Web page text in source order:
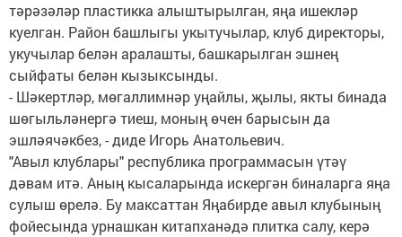
тәрәзәләр пластикка алыштырылган, яңа ишекләр
куелган. Район башлыгы укытучылар, клуб директоры,
укучылар белән аралашты, башкарылган эшнең
сыйфаты белән кызыксынды.
- Шәкертләр, мөгаллимнәр уңайлы, җылы, якты бинада
шөгыльләнергә тиеш, моның өчен барысын да
эшләячәкбез, - диде Игорь Анатольевич.
"Авыл клублары" республика программасын үтәү
дәвам итә. Аның кысаларында искергән биналарга яңа
сулыш өрелә. Бу максаттан Яңабирде авыл клубының
фойесында урнашкан китапханәдә плитка салу, керә